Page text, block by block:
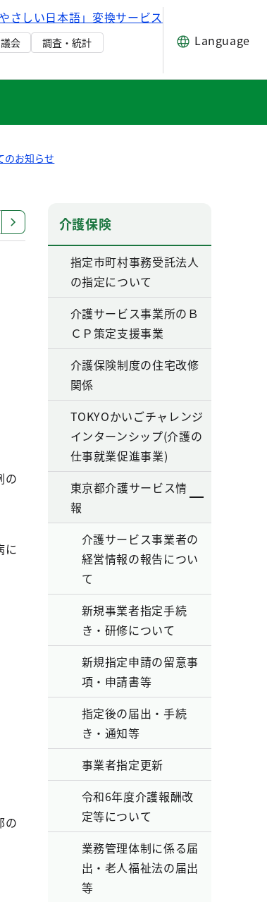
やさしい日本語」変換サービス
会
調査・統計
Language
のお知らせ
の向上関連情報（国保連関係）
の
に
の
介護保険
指定市町村事務受託法人
の指定について
介護サービス事業所のＢ
ＣＰ策定支援事業
介護保険制度の住宅改修
関係
TOKYOかいごチャレンジ
インターンシップ(介護の
仕事就業促進事業)
東京都介護サービス情
報
介護サービス事業者の
経営情報の報告につい
て
新規事業者指定手続
き・研修について
新規指定申請の留意事
項・申請書等
指定後の届出・手続
き・通知等
事業者指定更新
令和6年度介護報酬改
定等について
業務管理体制に係る届
出・老人福祉法の届出
等